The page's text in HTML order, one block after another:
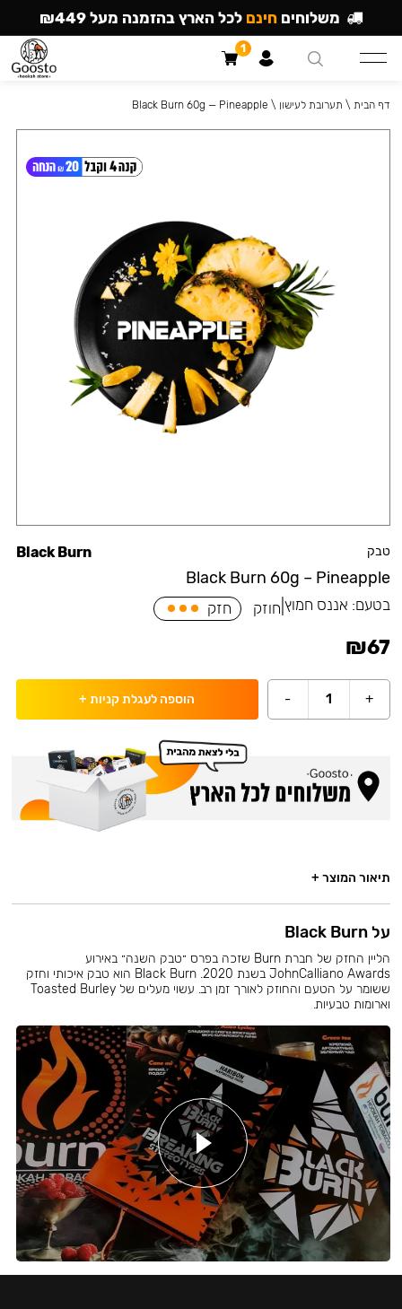
טבק
Black Burn 60g – Pineapple
Black Burn
בטעם: אננס חמוץ חוזק חזק
₪67
+
1
- הוספה לעגלת קניות +
דף הבית \ תערובת לעישון \
Black Burn 60g — Pineapple
תיאור המוצר +
על Black Burn
הליין החזק של חברת Burn שזכה בפרס ״טבק השנה״ באירוע
JohnCalliano Awards בשנת 2020. Black Burn הוא טבק איכותי וחזק
ששומר על הטעם והחוזק לאורך זמן רב. עשוי מעלים של Toasted Burley
וארומות טבעיות.
משלוחים חינם לכל הארץ בהזמנה מעל ₪449
1